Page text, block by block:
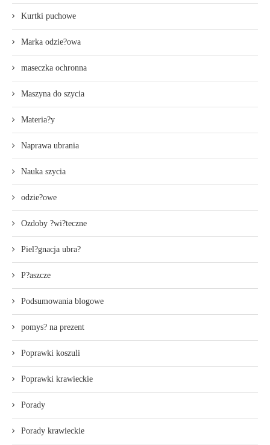
Kurtki puchowe
Marka odzie?owa
maseczka ochronna
Maszyna do szycia
Materia?y
Naprawa ubrania
Nauka szycia
odzie?owe
Ozdoby ?wi?teczne
Piel?gnacja ubra?
P?aszcze
Podsumowania blogowe
pomys? na prezent
Poprawki koszuli
Poprawki krawieckie
Porady
Porady krawieckie